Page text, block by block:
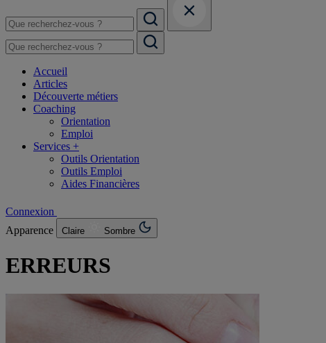
Accueil
Articles
Découverte métiers
Coaching
Orientation
Emploi
Services +
Outils Orientation
Outils Emploi
Aides Financières
Connexion
Apparence
Claire Sombre
ERREURS